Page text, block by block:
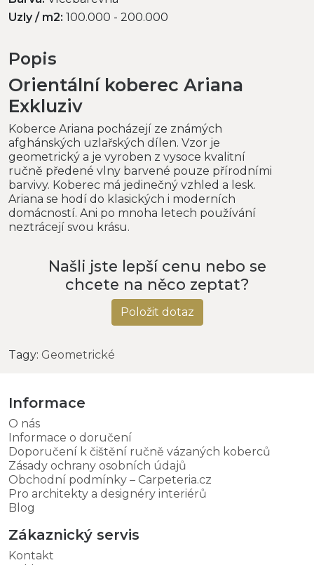
Uzly / m2: 100.000 - 200.000
Popis
Orientální koberec Ariana
Exkluziv
Koberce Ariana pocházejí ze známých
afghánských uzlařských dílen. Vzor je
geometrický a je vyroben z vysoce kvalitní
ručně předené vlny barvené pouze přírodními
barvivy. Koberec má jedinečný vzhled a lesk.
Ariana se hodí do klasických i moderních
domácností. Ani po mnoha letech používání
neztrácejí svou krásu.
Našli jste lepší cenu nebo se
chcete na něco zeptat?
Položit dotaz
Tagy: Geometrické
Informace
O nás
Informace o doručení
Doporučení k čištění ručně vázaných koberců
Zásady ochrany osobních údajů
Obchodní podmínky – Carpeteria.cz
Pro architekty a designéry interiérů
Blog
Zákaznický servis
Kontakt